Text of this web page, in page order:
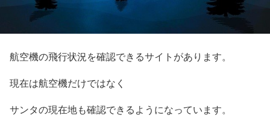
航空機の飛行状況を確認できるサイトがあります。
現在は航空機だけではなく
サンタの現在地も確認できるようになっています。